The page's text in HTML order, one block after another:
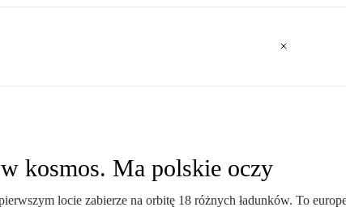
kosmos. Ma polskie oczy
locie zabierze na orbitę 18 różnych ładunków. To